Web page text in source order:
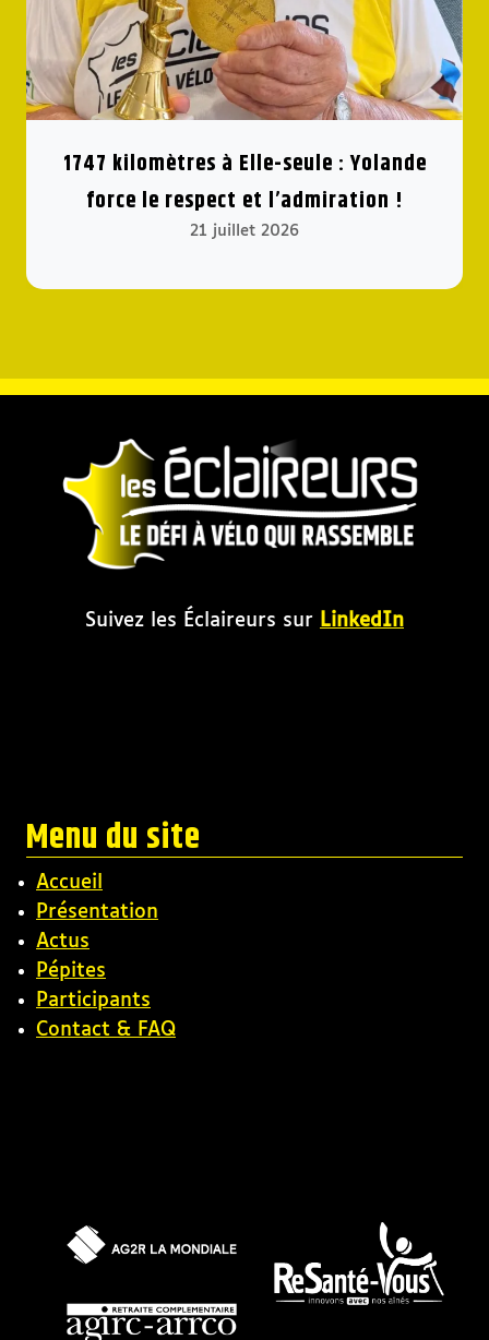
1747 kilomètres à Elle-seule : Yolande
force le respect et l’admiration !
21 juillet 2026
Suivez les Éclaireurs sur LinkedIn
Menu du site
Accueil
Présentation
Actus
Pépites
Participants
Contact & FAQ